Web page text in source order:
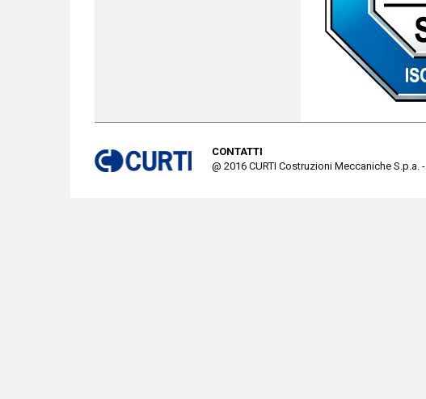
CONTATTI
@ 2016 CURTI Costruzioni Meccaniche S.p.a.